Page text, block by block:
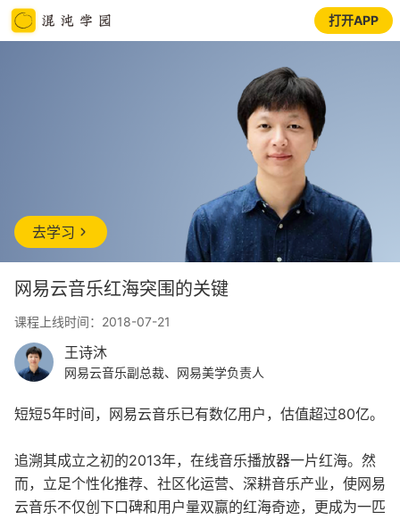
打开APP
去学习
网易云音乐红海突围的关键
课程上线时间：2018-07-21
王诗沐
网易云音乐副总裁、网易美学负责人
短短5年时间，网易云音乐已有数亿用户，估值超过80亿。
追溯其成立之初的2013年，在线音乐播放器一片红海。然
而，立足个性化推荐、社区化运营、深耕音乐产业，使网易
云音乐不仅创下口碑和用户量双赢的红海奇迹，更成为一匹